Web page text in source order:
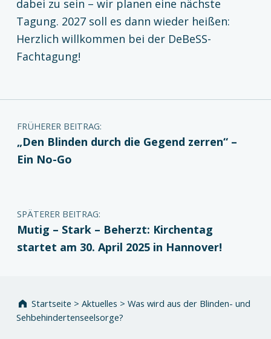
dabei zu sein – wir planen eine nächste
Tagung. 2027 soll es dann wieder heißen:
Herzlich willkommen bei der DeBeSS-
Fachtagung!
Zurück zur Hauptnavigation springen
Beitragsnavigation
FRÜHERER BEITRAG:
„Den Blinden durch die Gegend zerren“ –
Ein No-Go
SPÄTERER BEITRAG:
Mutig – Stark – Beherzt: Kirchentag
startet am 30. April 2025 in Hannover!
Startseite > Aktuelles > Was wird aus der Blinden- und
Sehbehindertenseelsorge?